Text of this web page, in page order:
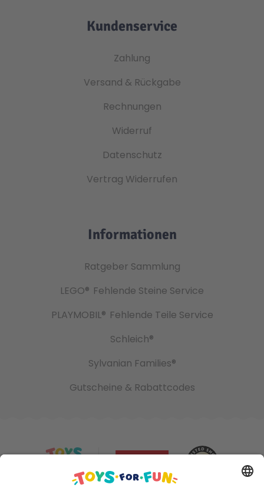
Kundenservice
Zahlung
Versand & Rückgabe
Rechnungen
Widerruf
Datenschutz
Vertrag Widerrufen
Informationen
Ratgeber Sammlung
LEGO® Fehlende Steine Service
PLAYMOBIL® Fehlende Teile Service
Schleich®
Sylvanian Families®
Gutscheine & Rabattcodes